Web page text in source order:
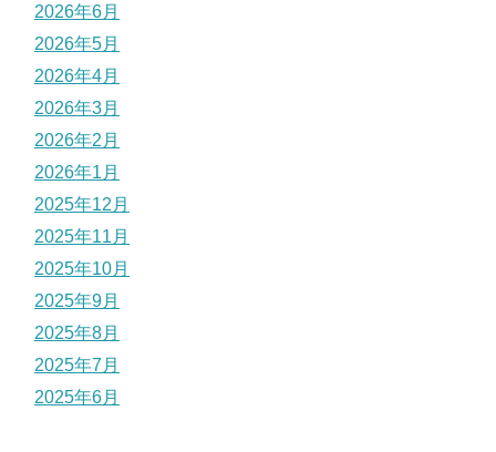
2026年6月
2026年5月
2026年4月
2026年3月
2026年2月
2026年1月
2025年12月
2025年11月
2025年10月
2025年9月
2025年8月
2025年7月
2025年6月